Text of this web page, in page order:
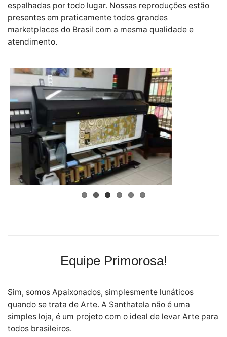
espalhadas por todo lugar. Nossas reproduções estão
presentes em praticamente todos grandes
marketplaces do Brasil com a mesma qualidade e
atendimento.
Equipe Primorosa!
Sim, somos Apaixonados, simplesmente lunáticos
quando se trata de Arte. A Santhatela não é uma
simples loja, é um projeto com o ideal de levar Arte para
todos brasileiros.